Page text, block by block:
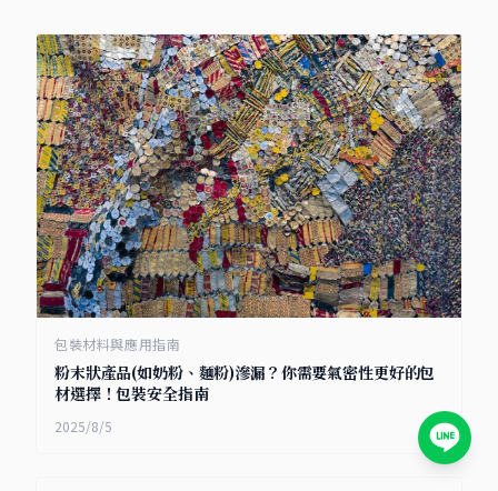
包裝材料與應用指南
粉末狀產品(如奶粉、麵粉)滲漏？你需要氣密性更好的包
材選擇！包裝安全指南
2025/8/5